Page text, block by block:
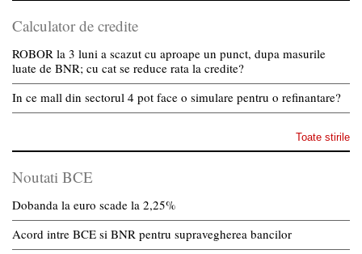
Calculator de credite
ROBOR la 3 luni a scazut cu aproape un punct, dupa masurile
luate de BNR; cu cat se reduce rata la credite?
In ce mall din sectorul 4 pot face o simulare pentru o refinantare?
Toate stirile
Noutati BCE
Dobanda la euro scade la 2,25%
Acord intre BCE si BNR pentru supravegherea bancilor